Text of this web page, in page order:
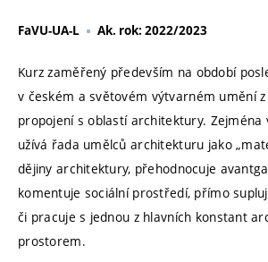
FaVU-UA-L Ak. rok: 2022/2023
Kurz zaměřený především na období
v českém a světovém výtvarném umění
propojení s oblastí architektury. Zejména
užívá řada umělců architekturu jako
dějiny architektury, přehodnocuje
komentuje sociální prostředí, přímo
či pracuje s jednou z hlavních konstant
prostorem.